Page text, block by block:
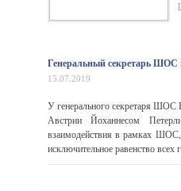
Генеральный секретарь ШОС
15.07.2019
У генерального секретаря
Австрии Йоханнесом
взаимодействия в рамках ШОС,
исключительное равенство